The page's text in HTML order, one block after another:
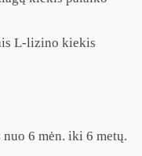
L-lizino kiekis
6 mėn. iki 6 metų.